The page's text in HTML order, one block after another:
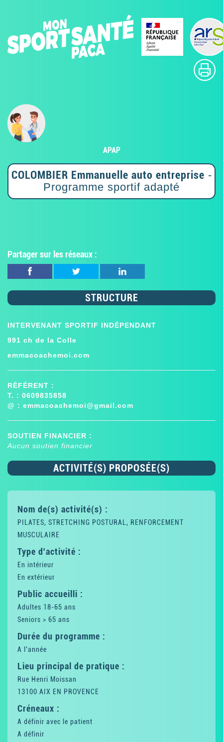
APAP
COLOMBIER Emmanuelle auto entreprise -
Programme sportif adapté
Partager sur les réseaux :
STRUCTURE
INTERVENANT SPORTIF INDÉPENDANT
991 ch de la Colle
emmacoachemoi.com
RÉFÉRENT :
T. : 0609835858
@ : emmacoachemoi@gmail.com
SOUTIEN FINANCIER :
Aucun soutien financier
ACTIVITÉ(S) PROPOSÉE(S)
Nom de(s) activité(s) :
PILATES, STRETCHING POSTURAL, RENFORCEMENT
MUSCULAIRE
Type d'activité :
En intérieur
En extérieur
Public accueilli :
Adultes 18-65 ans
Seniors > 65 ans
Durée du programme :
A l'année
Lieu principal de pratique :
Rue Henri Moissan
13100 AIX EN PROVENCE
Créneaux :
A définir avec le patient
A définir